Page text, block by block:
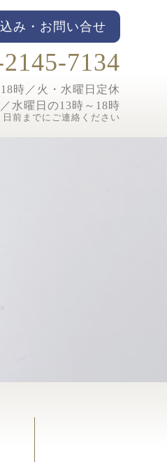
み・お問い合せ
7134
時／ 火・水曜日定休
水曜日の13時～18時
前までにご連絡ください